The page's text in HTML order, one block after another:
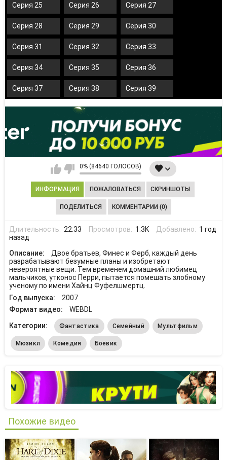
Серия 25 Серия 26 Серия 27
Серия 28 Серия 29 Серия 30
Серия 31 Серия 32 Серия 33
Серия 34 Серия 35 Серия 36
Серия 37 Серия 38 Серия 39
0% (84640 ГОЛОСОВ)
ИНФОРМАЦИЯ ПОЖАЛОВАТЬСЯ СКРИНШОТЫ
ПОДЕЛИТЬСЯ КОММЕНТАРИИ (0)
Длительность: 22:33 Просмотров: 1.3K Добавлено: 1 год
назад
Описание:
Двое братьев, Финес и Ферб, каждый день
разрабатывают безумные планы и изобретают
невероятные вещи. Тем временем домашний любимец
мальчиков, утконос Перри, пытается помешать злобному
ученому по имени Хайнц Фуфелшмертц.
Год выпуска:
2007
Формат видео:
WEBDL
Категории:
Фантастика Семейный Мультфильм
Мюзикл Комедия Боевик
Похожие видео